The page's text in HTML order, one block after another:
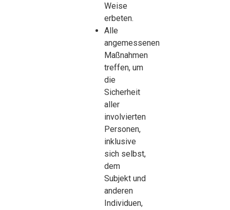
Weise
erbeten.
Alle
angemessenen
Maßnahmen
treffen, um
die
Sicherheit
aller
involvierten
Personen,
inklusive
sich selbst,
dem
Subjekt und
anderen
Individuen,